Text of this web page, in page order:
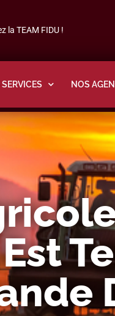
la TEAM FIDU !
NOS